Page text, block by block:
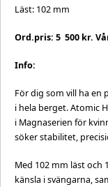
Läst: 102 mm
Ord.pris: 5 500 kr.
Info:
För dig som vill ha
i hela berget. Atomic
i Magnaserien för
söker stabilitet,
Med 102 mm läst och
känsla i svängarna,